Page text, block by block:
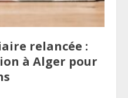
relancée :
à Alger pour